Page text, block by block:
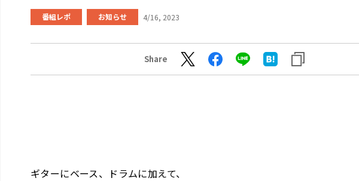
番組レポ お知らせ 4/16, 2023
Share
ギターにベース、ドラムに加えて、